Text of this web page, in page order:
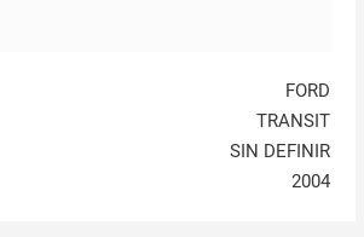
FORD
TRANSIT
SIN DEFINIR
2004